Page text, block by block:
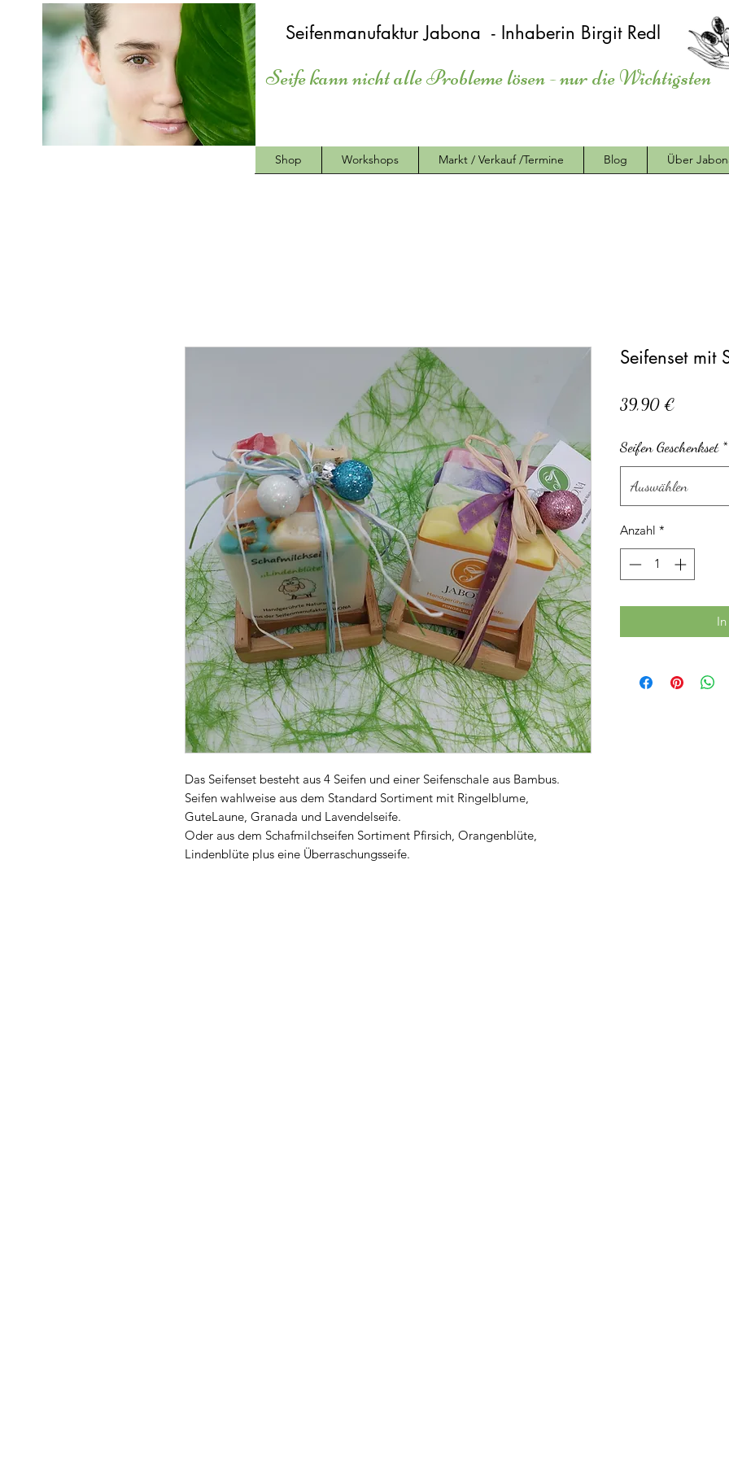
Seifenmanufaktur Jabona - Inhaberin Birgit Redl
Seife kann nicht alle Probleme lösen - nur die Wichtigsten
Shop Workshops Markt / Verkauf /Termine Blog Über
Das Seifenset besteht aus 4 Seifen und einer Seifenschale aus Bambus.
Seifen wahlweise aus dem Standard Sortiment mit Ringelblume,
GuteLaune, Granada und Lavendelseife.
Oder aus dem Schafmilchseifen Sortiment Pfirsich, Orangenblüte,
Lindenblüte plus eine Überraschungsseife.
Seifenset mit
39,90 €
Seifen Geschenkset *
Auswählen
Anzahl *